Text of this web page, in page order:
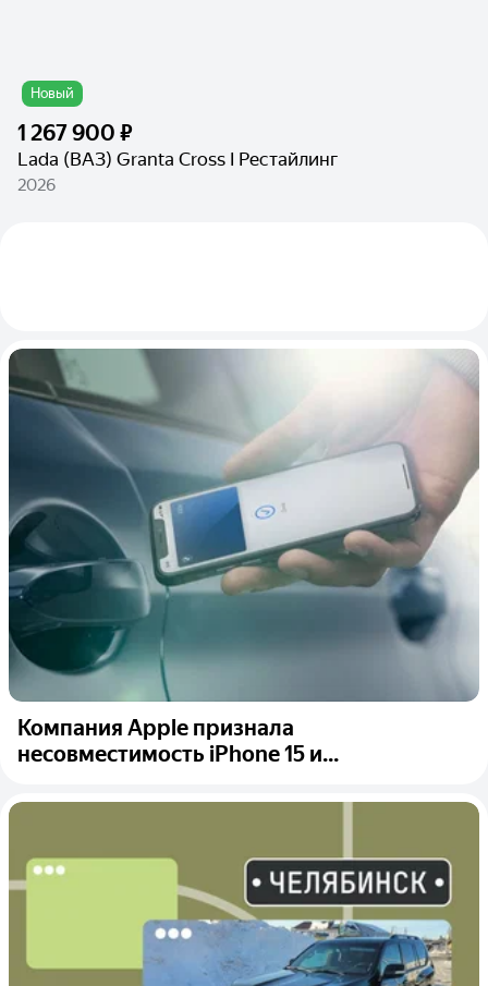
Новый
1 267 900 ₽
Lada (ВАЗ) Granta Cross I Рестайлинг
2026
Компания Apple признала
несовместимость iPhone 15 и...